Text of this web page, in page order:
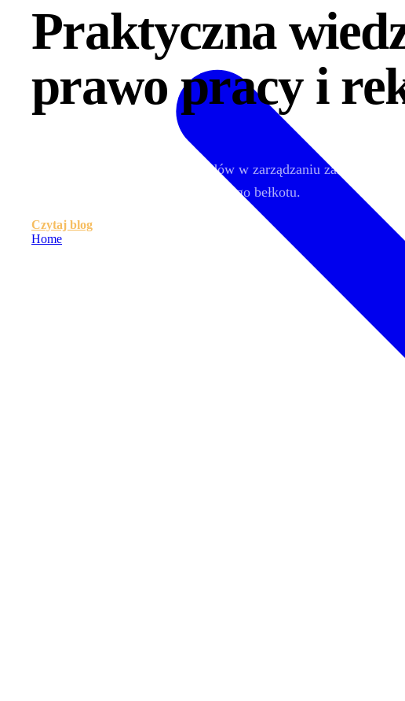
Praktyczna
prawo pracy i
Twoje źródło najnowszych trendów w zarządzaniu zasobami
od praktyków — bez marketingowego bełkotu.
Czytaj blog
Home